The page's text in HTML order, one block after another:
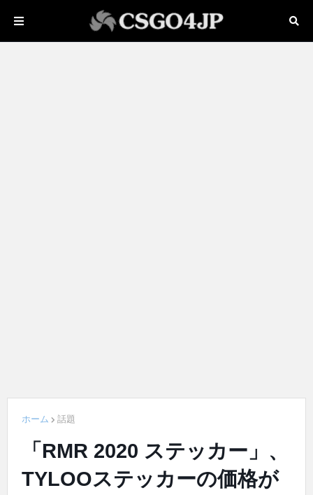
ホーム 話題
「RMR 2020 ステッカー」、
TYLOOステッカーの価格が